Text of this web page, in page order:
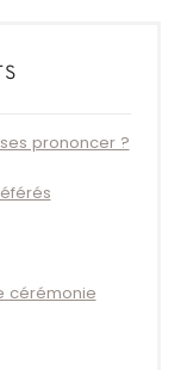
prononcer ?
cérémonie